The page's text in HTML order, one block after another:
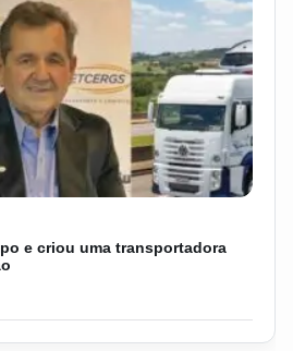
e criou uma transportadora